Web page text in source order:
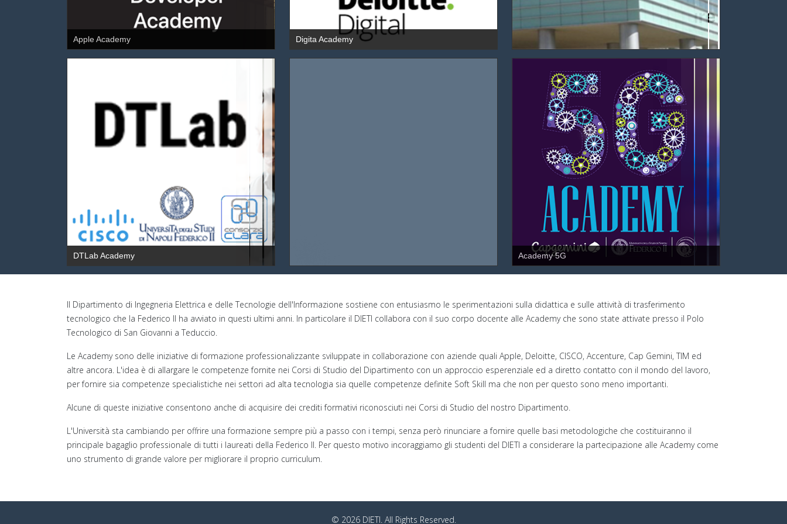
Apple Academy Digita Academy
DTLab Academy Academy 5G
Il Dipartimento di Ingegneria Elettrica e delle Tecnologie dell'Informazione sostiene con entusiasmo le sperimentazioni sulla didattica e sulle attività di trasferimento
tecnologico che la Federico II ha avviato in questi ultimi anni. In particolare il DIETI collabora con il suo corpo docente alle Academy che sono state attivate presso il Polo
Tecnologico di San Giovanni a Teduccio.
Le Academy sono delle iniziative di formazione professionalizzante sviluppate in collaborazione con aziende quali Apple, Deloitte, CISCO, Accenture, Cap Gemini, TIM ed
altre ancora. L'idea è di allargare le competenze fornite nei Corsi di Studio del Dipartimento con un approccio esperenziale ed a diretto contatto con il mondo del lavoro,
per fornire sia competenze specialistiche nei settori ad alta tecnologia sia quelle competenze definite Soft Skill ma che non per questo sono meno importanti.
Alcune di queste iniziative consentono anche di acquisire dei crediti formativi riconosciuti nei Corsi di Studio del nostro Dipartimento.
L'Università sta cambiando per offrire una formazione sempre più a passo con i tempi, senza però rinunciare a fornire quelle basi metodologiche che costituiranno il
principale bagaglio professionale di tutti i laureati della Federico II. Per questo motivo incoraggiamo gli studenti del DIETI a considerare la partecipazione alle Academy come
uno strumento di grande valore per migliorare il proprio curriculum.
© 2026 DIETI. All Rights Reserved.